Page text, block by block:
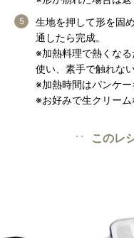
生地を押して形を固
通したら完成。
※加熱料理で熱くな
使い、素手で触れない
※加熱時間はパンケー
※お好みで生クリーム
このレ